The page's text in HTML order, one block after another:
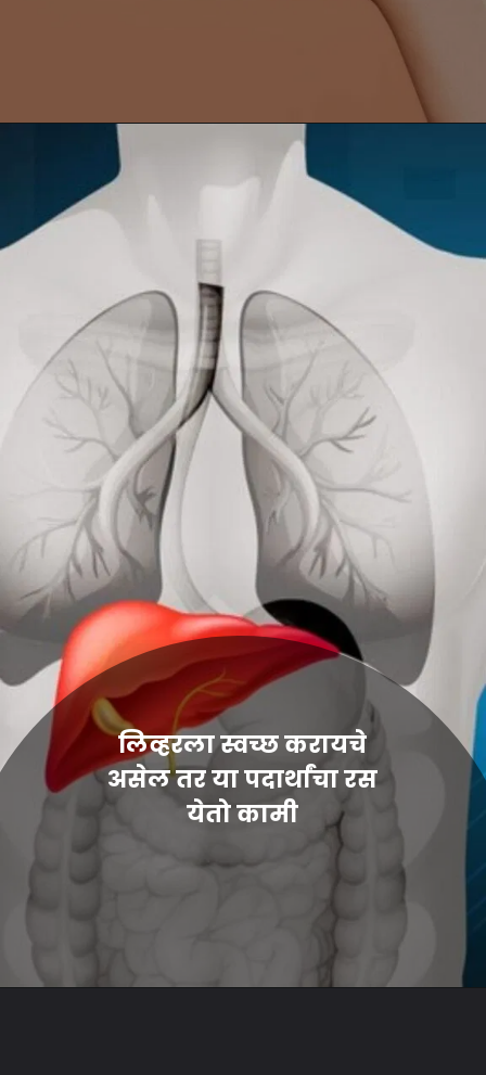
लिव्हरला स्वच्छ करायचे
असेल तर या पदार्थांचा रस
येतो कामी